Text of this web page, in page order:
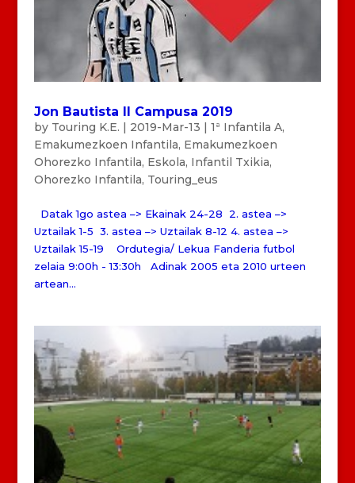
Jon Bautista II Campusa 2019
by Touring K.E. | 2019-Mar-13 | 1ª Infantila A,
Emakumezkoen Infantila, Emakumezkoen
Ohorezko Infantila, Eskola, Infantil Txikia,
Ohorezko Infantila, Touring_eus
Datak 1go astea –> Ekainak 24-28 2. astea –>
Uztailak 1-5 3. astea –> Uztailak 8-12 4. astea –>
Uztailak 15-19 Ordutegia/ Lekua Fanderia futbol
zelaia 9:00h - 13:30h Adinak 2005 eta 2010 urteen
artean...